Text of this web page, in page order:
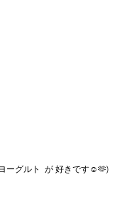
ーグルト  が 好きです☺️🫶)